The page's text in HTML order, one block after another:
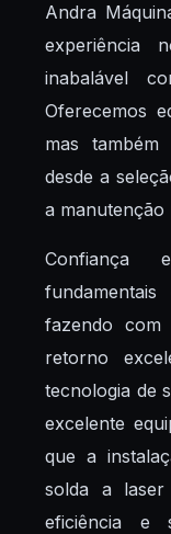
Andra
experiência
inabalável
Oferecemos
mas
desde a
a manutenção
Confiança
fazendo com
retorno
tecnologia de
excelente
que a
solda a laser
eficiência e